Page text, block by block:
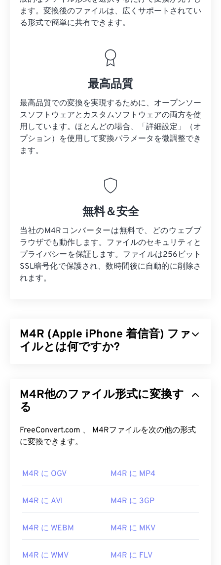
ます。変換後のファイルは、広くサポートされてい
る形式で簡単に共有できます。
最高品質
最高品質での変換を実現するために、オープンソー
スソフトウェアとカスタムソフトウェアの両方を使
用しています。ほとんどの場合、「詳細設定」（オ
プション）を使用して変換パラメータを微調整でき
ます。
無料＆安全
当社のM4Rコンバーターは無料で、どのウェブブ
ラウザでも動作します。ファイルのセキュリティと
プライバシーを保証します。ファイルは256ビット
SSL暗号化で保護され、数時間後に自動的に削除さ
れます。
M4R (Apple iPhone 着信音) ファ
イルとは何ですか?
す。M4R ファイルの最大再生時間は 40 秒です。
M4R と MPEG 4 Audio (M4A) の唯一の違いはファ
M4R が曲ではなく着信音であることを認識しま
す。
ばいいですか?
M4R ファイルは Apple が iPhone の着信音用に採
きます。
した選択肢です。カスタム着信音を作成するには、
M4R他のファイル形式に変換す
る
FreeConvert.com 、 M4Rファイルを次の他の形式
に変換できます。
M4R に OGV M4R に MP4
M4R に AVI M4R に 3GP
M4R に WEBM M4R に MKV
M4R に WMV M4R に FLV